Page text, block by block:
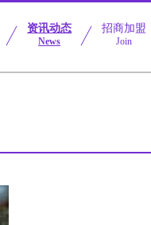
资讯动态
News
招商加盟
Join